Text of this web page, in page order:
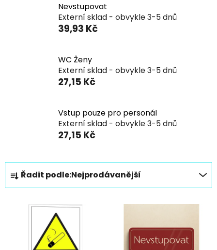
Nevstupovat
Externí sklad - obvykle 3-5 dnů
39,93 Kč
WC Ženy
Externí sklad - obvykle 3-5 dnů
27,15 Kč
Vstup pouze pro personál
Externí sklad - obvykle 3-5 dnů
27,15 Kč
Ř
a
z
Řadit podle:Nejprodávanější